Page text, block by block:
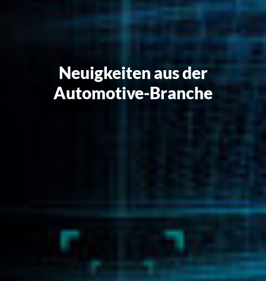
Neuigkeiten aus der
Automotive-Branche